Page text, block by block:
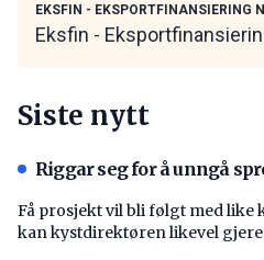
EKSFIN - EKSPORTFINANSIERING
Eksfin -
Siste nytt
Riggar seg for å unngå
Få prosjekt vil bli følgt med
kan kystdirektøren likevel gjere